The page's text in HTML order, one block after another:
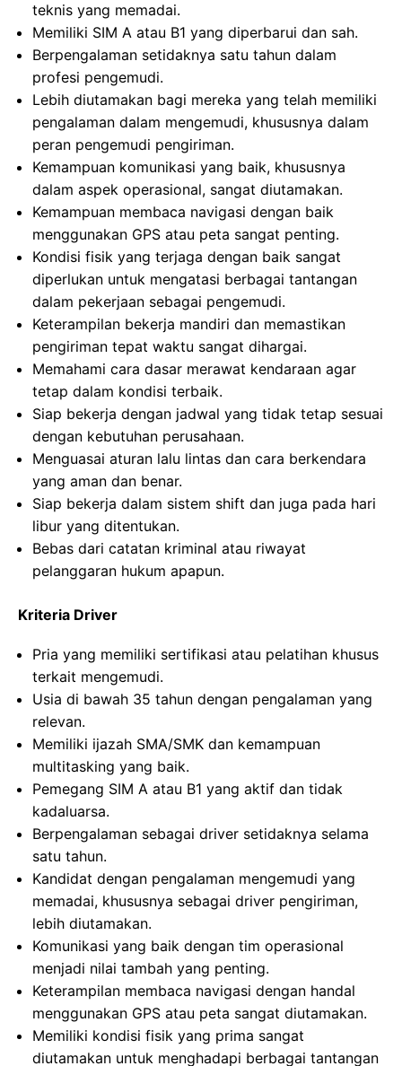
teknis yang memadai.
Memiliki SIM A atau B1 yang diperbarui dan sah.
Berpengalaman setidaknya satu tahun dalam
profesi pengemudi.
Lebih diutamakan bagi mereka yang telah memiliki
pengalaman dalam mengemudi, khususnya dalam
peran pengemudi pengiriman.
Kemampuan komunikasi yang baik, khususnya
dalam aspek operasional, sangat diutamakan.
Kemampuan membaca navigasi dengan baik
menggunakan GPS atau peta sangat penting.
Kondisi fisik yang terjaga dengan baik sangat
diperlukan untuk mengatasi berbagai tantangan
dalam pekerjaan sebagai pengemudi.
Keterampilan bekerja mandiri dan memastikan
pengiriman tepat waktu sangat dihargai.
Memahami cara dasar merawat kendaraan agar
tetap dalam kondisi terbaik.
Siap bekerja dengan jadwal yang tidak tetap sesuai
dengan kebutuhan perusahaan.
Menguasai aturan lalu lintas dan cara berkendara
yang aman dan benar.
Siap bekerja dalam sistem shift dan juga pada hari
libur yang ditentukan.
Bebas dari catatan kriminal atau riwayat
pelanggaran hukum apapun.
Kriteria Driver
Pria yang memiliki sertifikasi atau pelatihan khusus
terkait mengemudi.
Usia di bawah 35 tahun dengan pengalaman yang
relevan.
Memiliki ijazah SMA/SMK dan kemampuan
multitasking yang baik.
Pemegang SIM A atau B1 yang aktif dan tidak
kadaluarsa.
Berpengalaman sebagai driver setidaknya selama
satu tahun.
Kandidat dengan pengalaman mengemudi yang
memadai, khususnya sebagai driver pengiriman,
lebih diutamakan.
Komunikasi yang baik dengan tim operasional
menjadi nilai tambah yang penting.
Keterampilan membaca navigasi dengan handal
menggunakan GPS atau peta sangat diutamakan.
Memiliki kondisi fisik yang prima sangat
diutamakan untuk menghadapi berbagai tantangan